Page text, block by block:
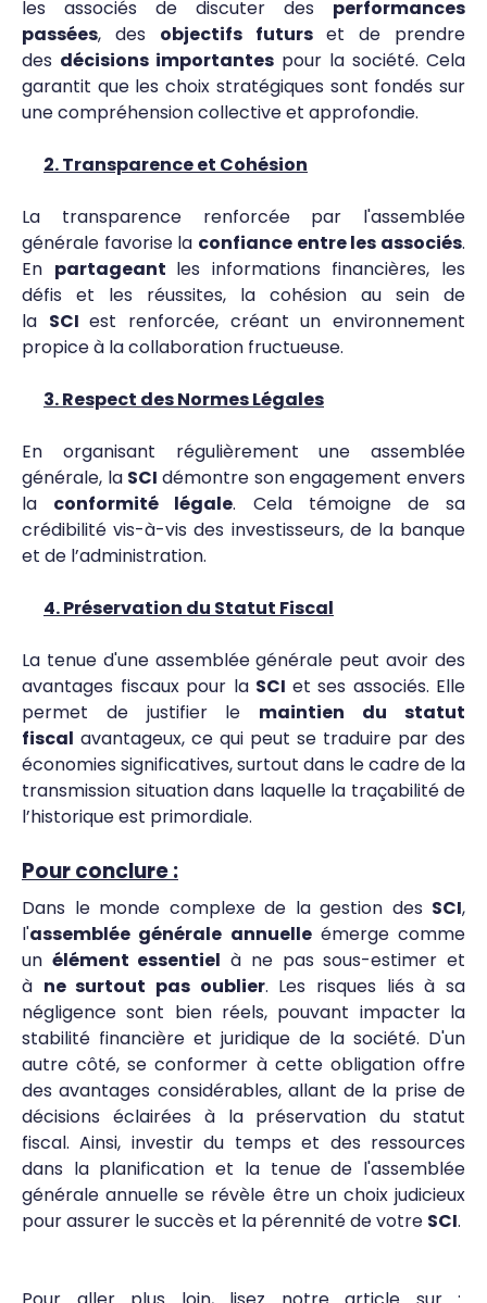
les associés de discuter des performances
passées, des objectifs futurset de prendre
des décisions importantes pour la société. Cela
garantit que les choix stratégiques sont fondés sur
une compréhension collective et approfondie.
2. Transparence et Cohésion
La transparence renforcée par l'assemblée
générale favorise la confiance entre les associés.
En partageant les informations financières, les
défis et les réussites, la cohésion au sein de
la SCIest renforcée, créant un environnement
propice à la collaboration fructueuse.
3. Respect des Normes Légales
En organisant régulièrement une assemblée
générale, la SCIdémontre son engagement envers
la conformité légale. Cela témoigne de sa
crédibilité vis-à-vis des investisseurs, de la banque
et de l’administration.
4. Préservation du Statut Fiscal
La tenue d'une assemblée générale peut avoir des
avantages fiscaux pour la SCI et ses associés. Elle
permet de justifier le maintien du statut
fiscal avantageux, ce qui peut se traduire par des
économies significatives, surtout dans le cadre de la
transmission situation dans laquelle la traçabilité de
l’historique est primordiale.
Pour conclure :
Dans le monde complexe de la gestion des SCI,
l'assemblée générale annuelleémerge comme
un élément essentiel à ne pas sous-estimer et
à ne surtout pas oublier. Les risques liés à sa
négligence sont bien réels, pouvant impacter la
stabilité financière et juridique de la société. D'un
autre côté, se conformer à cette obligation offre
des avantages considérables, allant de la prise de
décisions éclairées à la préservation du statut
fiscal. Ainsi, investir du temps et des ressources
dans la planification et la tenue de l'assemblée
générale annuelle se révèle être un choix judicieux
pour assurer le succès et la pérennité de votre SCI.